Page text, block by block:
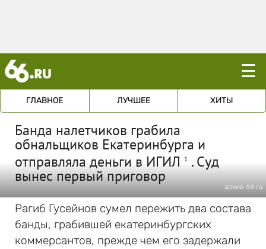
☰
ГЛАВНОЕ ЛУЧШЕЕ ХИТЫ
Банда налетчиков грабила
обнальщиков Екатеринбурга и
отправляла деньги в ИГИЛ
1 . Суд
вынес первый приговор
архив 66.ru
Рагиб Гусейнов сумел пережить два состава
банды, грабившей екатеринбургских
коммерсантов, прежде чем его задержали